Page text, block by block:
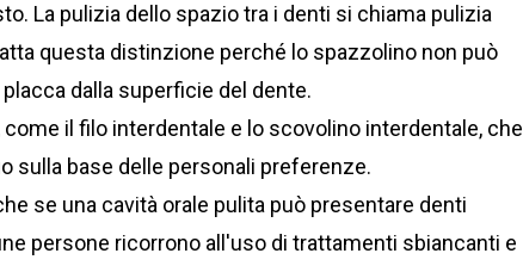
La pulizia dello spazio tra i denti si chiama pulizia
questa distinzione perché lo spazzolino non può
dalla superficie del dente.
il filo interdentale e lo scovolino interdentale, che
sulla base delle personali preferenze.
se una cavità orale pulita può presentare denti
persone ricorrono all'uso di trattamenti sbiancanti e